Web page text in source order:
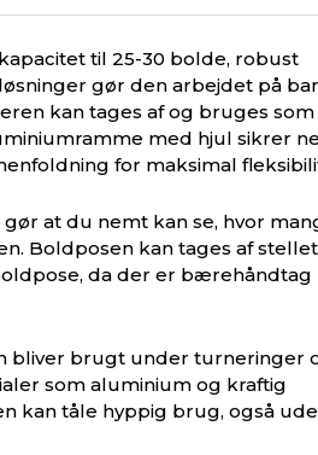
til 25-30 bolde, robust
gør den arbejdet på
kan tages af og bruges som
med hjul sikrer
for maksimal
at du nemt kan se, hvor
Boldposen kan tages af
da der er bærehåndtag
bliver brugt under turneringer
som aluminium og kraftig
kan tåle hyppig brug, også